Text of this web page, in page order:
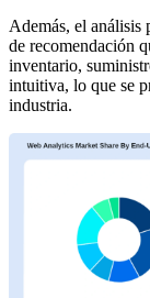
Además, el análisis
de recomendación
inventario,
intuitiva, lo que se
industria.